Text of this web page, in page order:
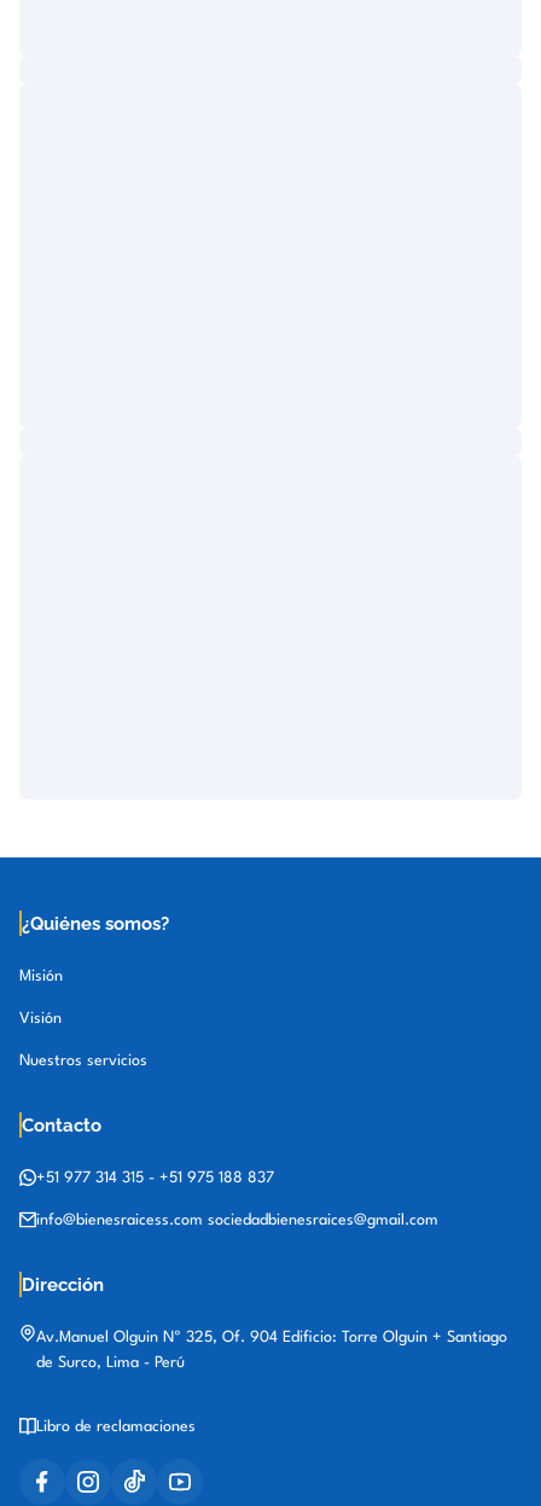
¿Quiénes somos?
Misión
Visión
Nuestros servicios
Contacto
+51 977 314 315 - +51 975 188 837
info@bienesraicess.com sociedadbienesraices@gmail.com
Dirección
Av.Manuel Olguin Nº 325, Of. 904 Edificio: Torre Olguin + Santiago
de Surco, Lima - Perú
Libro de reclamaciones